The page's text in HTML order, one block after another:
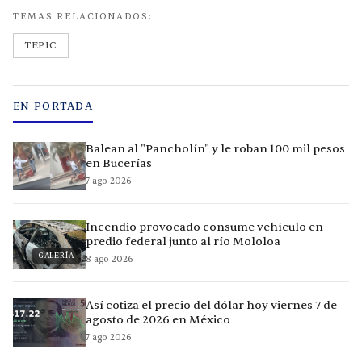
TEMAS RELACIONADOS:
TEPIC
EN PORTADA
Balean al "Pancholín" y le roban 100 mil pesos
en Bucerías
7 ago 2026
GALERÍA
Incendio provocado consume vehículo en
predio federal junto al río Mololoa
8 ago 2026
Así cotiza el precio del dólar hoy viernes 7 de
agosto de 2026 en México
7 ago 2026